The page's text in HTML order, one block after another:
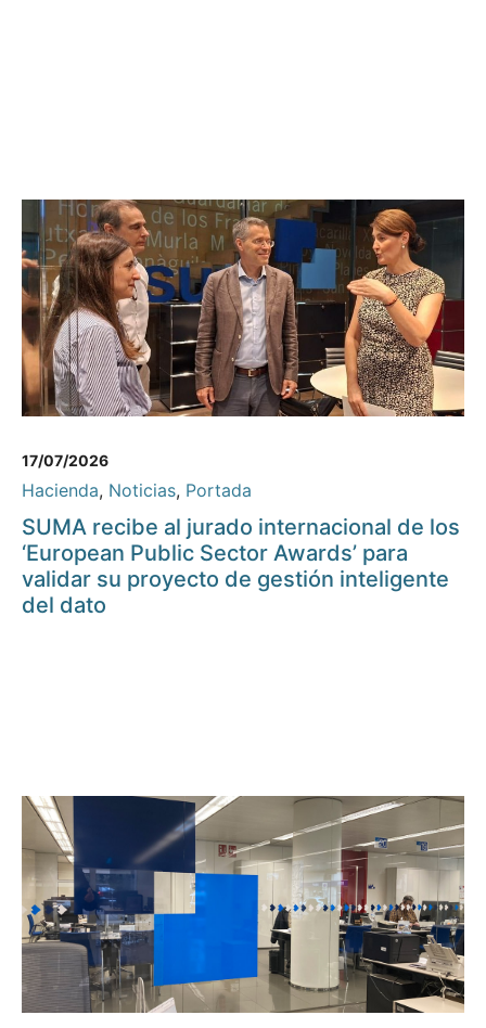
17/07/2026
Hacienda, Noticias, Portada
SUMA recibe al jurado internacional de los
‘European Public Sector Awards’ para
validar su proyecto de gestión inteligente
del dato